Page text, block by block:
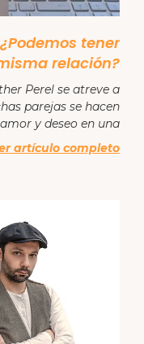
tener
relación?
Perel se atreve a
parejas se hacen
y deseo en una
artículo completo